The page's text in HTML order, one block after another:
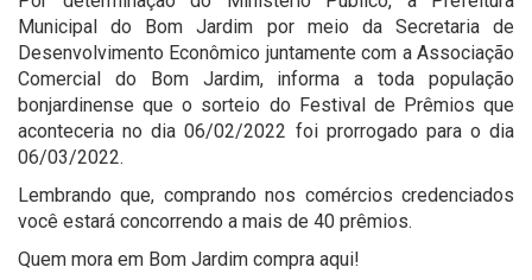
Municipal do Bom Jardim por meio da Secretaria de
Desenvolvimento Econômico juntamente com a Associação
Comercial do Bom Jardim, informa a toda população
bonjardinense que o sorteio do Festival de Prêmios que
aconteceria no dia 06/02/2022 foi prorrogado para o dia
06/03/2022.
Lembrando que, comprando nos comércios credenciados
você estará concorrendo a mais de 40 prêmios.
Quem mora em Bom Jardim compra aqui!